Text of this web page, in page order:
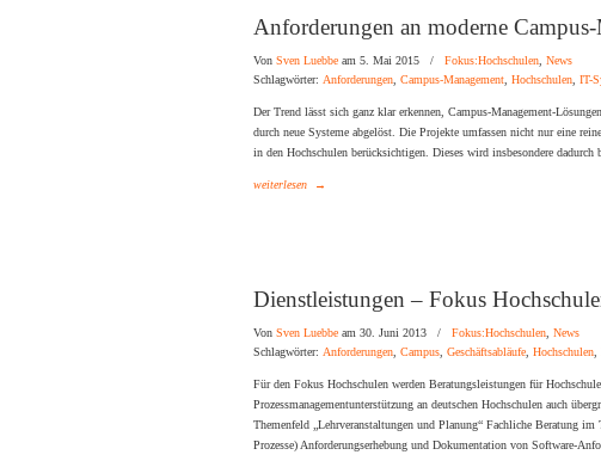
Anforderungen an moderne
Von Sven Luebbe am 5. Mai 2015 / Fokus:Hochschulen, News
Schlagwörter: Anforderungen, Campus-Management, Hochschulen, IT-
Der Trend lässt sich ganz klar erkennen, Campus-Management-
durch neue Systeme abgelöst. Die Projekte umfassen nicht nur eine
in den Hochschulen berücksichtigen. Dieses wird insbesondere dadurch
weiterlesen →
Dienstleistungen – Fokus
Von Sven Luebbe am 30. Juni 2013 / Fokus:Hochschulen, News
Schlagwörter: Anforderungen, Campus, Geschäftsabläufe, Hochschulen,
Für den Fokus Hochschulen werden Beratungsleistungen für
Prozessmanagementunterstützung an deutschen Hochschulen auch
Themenfeld „Lehrveranstaltungen und Planung“ Fachliche Beratung
Prozesse) Anforderungserhebung und Dokumentation von Software-